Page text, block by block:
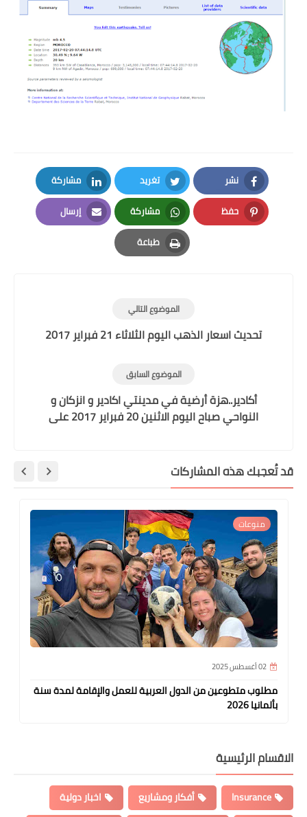
نشر
Facebook
تغريد
Twitter
مشاركة
LinkedIn
حفظ
Pinterest
مشاركة
Whatsapp
إرسال
Email
طباعة
Print
الموضوع التالي
تحديث اسعار الذهب اليوم الثلاثاء 21 فبراير 2017
الموضوع السابق
أكادير..هزة أرضية في مدينتي اكادير و انزكان و
النواحي صباح اليوم الاثنين 20 فبراير 2017 على
قد تُعجبك هذه المشاركات
منوعات
02 أغسطس 2025
مطلوب متطوعين من الدول العربية للعمل والإقامة لمدة سنة
بألمانيا 2026
الاقسام الرئيسية
Insurance أفكار ومشاريع
اخبار دولية